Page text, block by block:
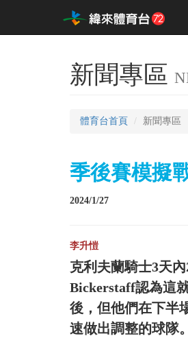
新聞專區
體育台首頁 新聞專區
季後賽模擬
2024/1/27
李升愷
克利夫蘭騎士3天
Bickerstaff認為這
後，但他們在下半
速做出調整的球隊。